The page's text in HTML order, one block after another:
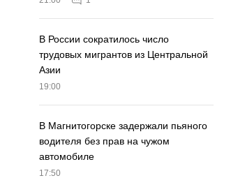
В России сократилось число
трудовых мигрантов из Центральной
Азии
19:00
В Магнитогорске задержали пьяного
водителя без прав на чужом
автомобиле
17:50